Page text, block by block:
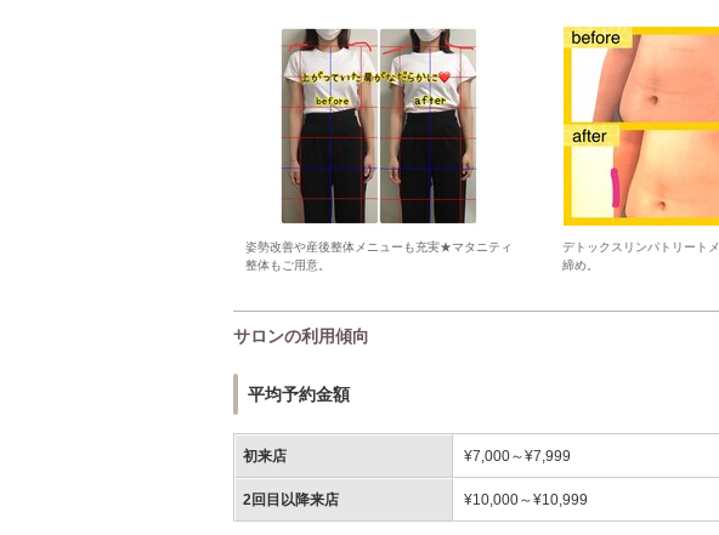
姿勢改善や産後整体メニューも充実★マタニティ
整体もご用意。
デトックスリンパトリート
締め。
サロンの利用傾向
平均予約金額
初来店 ¥7,000～¥7,999
2回目以降来店 ¥10,000～¥10,999